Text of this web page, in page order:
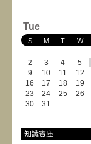
Tue
S M T W
2
3 4 5
9
10 11 12
16
17 18 19
23
24 25 26
30
31
知識寶庫